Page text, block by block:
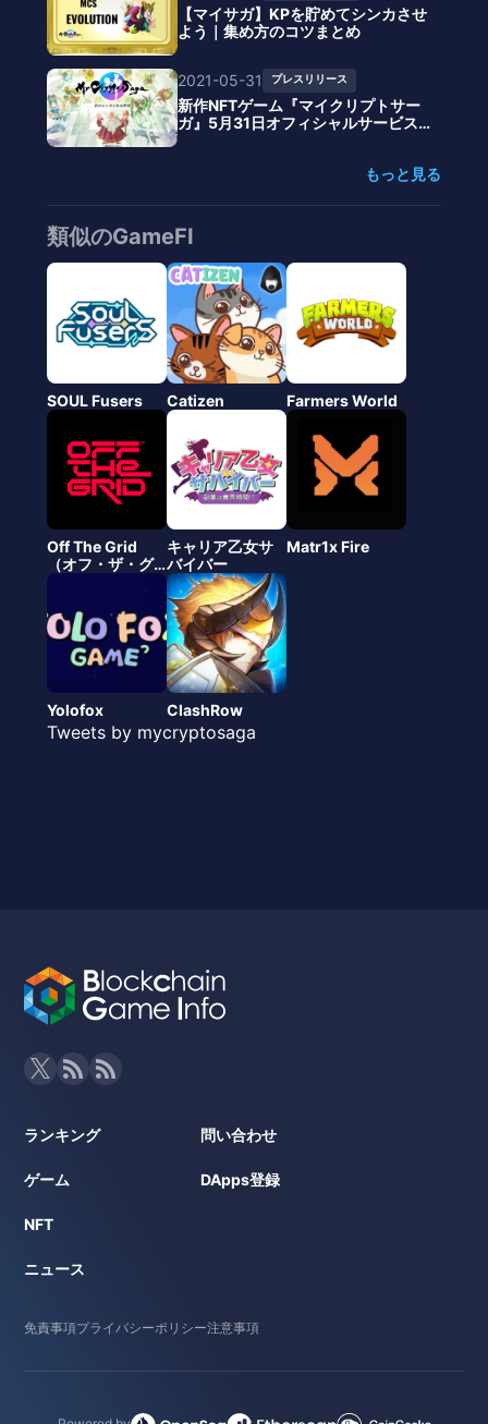
【マイサガ】KPを貯めてシンカさせ
よう｜集め方のコツまとめ
2021-05-31 プレスリリース
新作NFTゲーム『マイクリプトサー
ガ』5月31日オフィシャルサービス
開始
もっと見る
類似のGameFI
SOUL Fusers Catizen Farmers World
Off The Grid
（オフ・ザ・グ
キャリア乙女サ
バイバー
Matr1x Fire
Yolofox ClashRow
Tweets by mycryptosaga
ランキング
ゲーム
NFT
ニュース
問い合わせ
DApps登録
免責事項プライバシーポリシー注意事項